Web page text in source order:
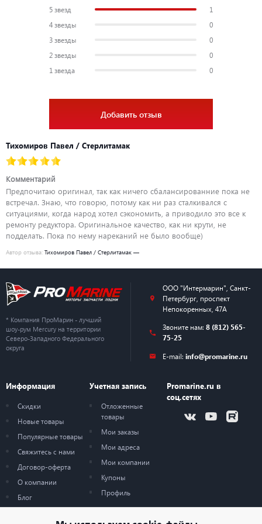
8M8026580. Запасные части и расходные материалы Меркури и
оборудовании и проходят контроль качества перед поступлением в
продажу. При покупке оригинальных запасных частей
Mercury/Mercruiser у официального дилера Mercury ООО
приобретаемых деталей, а так же гарантийном покрытии
5 звезд
1
4 звезды
0
3 звезды
0
2 звезды
0
1 звезда
0
Добавить отзыв
Тихомиров Павел / Стерлитамак
Комментарий
Предпочитаю оригинал, так как ничего сбалансированние пока не
встречал. Знаю, что говорю, потому как ни раз сталкивался с
ситуациями, когда народ хотел сэкономить, а приводило это все к
ремонту редуктора. Оригинальное качество, как ни крути, не
подделать. Пока по нему нареканий не было вообще)
Автор отзыва: Тихомиров Павел / Стерлитамак —
* Компания ПроМарин - лучший
шоу-рум Mercury на территории
Северо-Западного Федерального
округа
ООО "Интермарин" Санкт-
Петербург, проспект
Непокоренных, 47А
Звоните нам: 8 (812) 565-
75-25
E-mail: info@promarine.ru
Информация
Скидки
Новые товары
Популярные товары
Свяжитесь с нами
Договор-оферта
О компании
Блог
Учетная запись
Отложенные
товары
Мои заказы
Мои адреса
Мои компании
Купоны
Профиль
Promarine.ru в
соц.сетях